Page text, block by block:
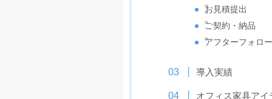
お見積提出
ご契約・納品
アフターフォロー
導入実績
オフィス家具アイ